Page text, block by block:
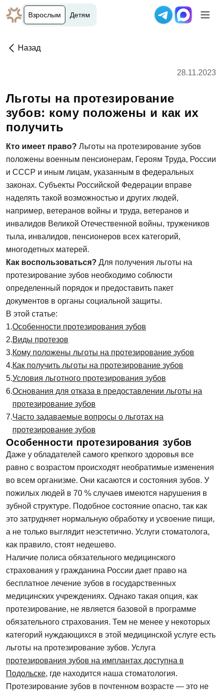
Взрослым Детям
Назад
28.11.2023
Льготы на протезирование
зубов: кому положены и как их
получить
Кто имеет право? Льготы на протезирование зубов
положены военным пенсионерам, Героям Труда, России
и СССР и иным лицам, указанным в федеральных
законах. Субъекты Российской Федерации вправе
наделять такой возможностью и других людей,
например, ветеранов войны и труда, ветеранов и
инвалидов Великой Отечественной войны, тружеников
тыла, инвалидов, пенсионеров всех категорий,
многодетных матерей.
Как воспользоваться? Для получения льготы на
протезирование зубов необходимо соблюсти
определенный порядок и предоставить пакет
документов в органы социальной защиты.
В этой статье:
Особенности протезирования зубов
Виды протезов
Кому положены льготы на протезирование зубов
Как получить льготы на протезирование зубов
Условия льготного протезирования зубов
Основания для отказа в предоставлении льготы на
протезирование зубов
Часто задаваемые вопросы о льготах на
протезирование зубов
Особенности протезирования зубов
Даже у обладателей самого крепкого здоровья все
равно с возрастом происходят необратимые изменения
во всем организме. Они касаются и состояния зубов. У
пожилых людей в 70 % случаев имеются нарушения в
зубной структуре. Подобное состояние опасно, так как
это затрудняет нормальную обработку и усвоение пищи,
а не только выглядит неэстетично. Услуги стоматолога,
как правило, стоят недешево.
Наличие полиса обязательного медицинского
страхования у гражданина России дает право на
бесплатное лечение зубов в государственных
медицинских учреждениях. Однако такая опция, как
протезирование, не является базовой в программе
обязательного страхования. Тем не менее у некоторых
категорий нуждающихся в этой медицинской услуге есть
льготы на протезирование зубов. Услуга
протезирования зубов на имплантах доступна в
Подольске, где находится наша стоматология.
Протезирование зубов в почтенном возрасте — это не